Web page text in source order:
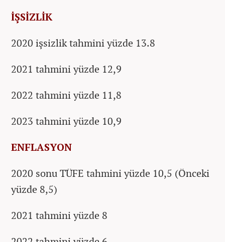
İŞSİZLİK
2020 işsizlik tahmini yüzde 13.8
2021 tahmini yüzde 12,9
2022 tahmini yüzde 11,8
2023 tahmini yüzde 10,9
ENFLASYON
2020 sonu TÜFE tahmini yüzde 10,5 (Önceki
yüzde 8,5)
2021 tahmini yüzde 8